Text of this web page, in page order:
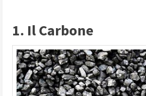
1. Il Carbone